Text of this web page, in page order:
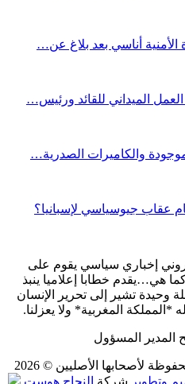
أناسي بعد بلاغ عن…
الميداني للقائد ورئيس…
والكاميرات الصدرية…
عقاب جيوسياسي لإسبانيا؟
إخباري سياسي يقوم على
هي…يقدم خطابا إعلاميا ينبذ
وحيدة تشير إلى تحرير الإنسان
المغربية* ولا يعزلنا.
المدير المسؤول
لأصحابها الأصليين © 2026
وتطوير شركة النجاح هوست